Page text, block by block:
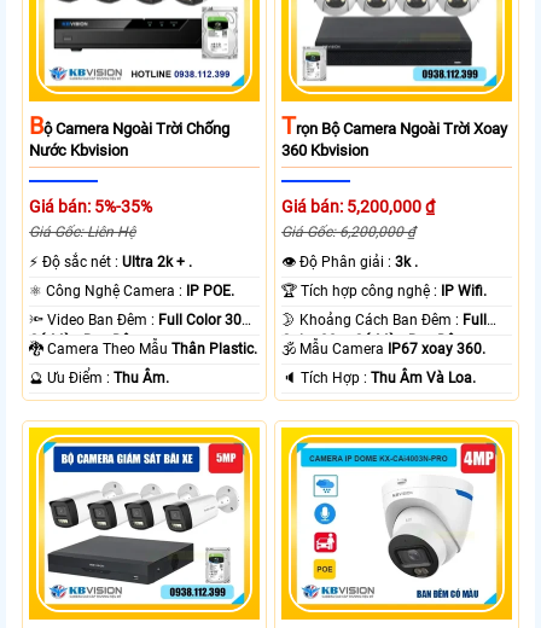
BỘ Camera Ngoài Trời Chống
Nước Kbvision
Giá bán: 5%-35%
Giá Gốc: Liên Hệ
️⚡ Độ sắc nét :Ultra 2k + .
⚛️ Công Nghệ Camera :
IP POE.
🔦 Video Ban Đêm : Full Color 30m
Có Màu Ban Ðêm.
🐉️ Camera Theo MẫuThân Plastic.
️🔮 Ưu Điểm :Thu Âm.
TRọn Bộ Camera Ngoài Trời Xoay
360 Kbvision
Giá bán: 5,200,000 ₫
Giá Gốc: 6,200,000 ₫
👁 Độ Phân giải :3k .
🏆 Tích hợp công nghệ :
IP Wifi.
🌛 Khoảng Cách Ban Đêm : Full
Color 30m Có Màu Ban Ðêm.
🕉️ Mẫu Camera
IP67 xoay 360.
️🔈 Tích Hợp :Thu Âm Và Loa.